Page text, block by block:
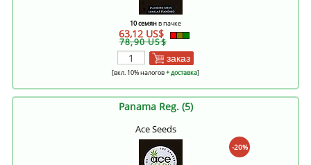
10 семянв пачке
63,12 US$
78,90 US$
заказ
[вкл. 10% налогов+ доставка]
Panama Reg. (5)
Ace Seeds
-20%